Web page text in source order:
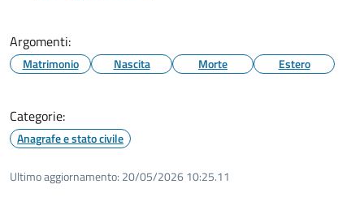
Argomenti:
Matrimonio Nascita Morte Estero
Categorie:
Anagrafe e stato civile
Ultimo aggiornamento: 20/05/2026 10:25.11